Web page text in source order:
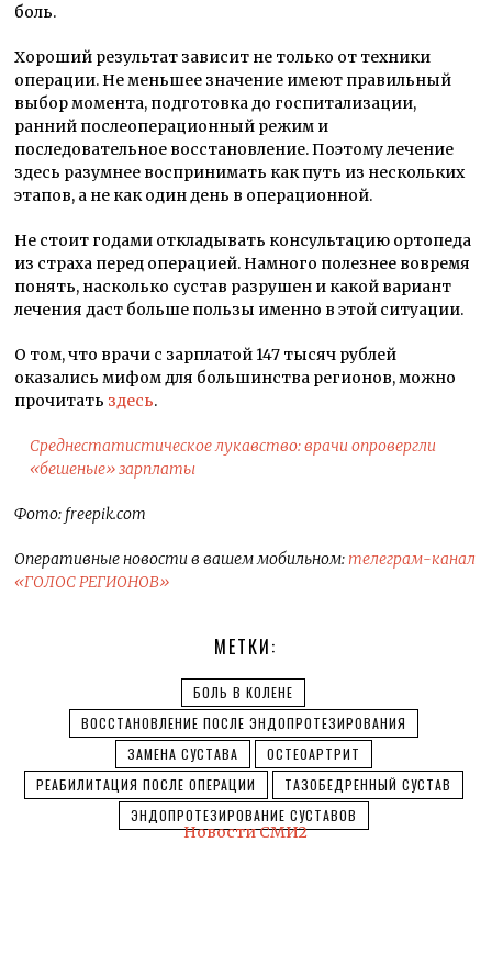
боль.
Хороший результат зависит не только от техники
операции. Не меньшее значение имеют правильный
выбор момента, подготовка до госпитализации,
ранний послеоперационный режим и
последовательное восстановление. Поэтому лечение
здесь разумнее воспринимать как путь из нескольких
этапов, а не как один день в операционной.
Не стоит годами откладывать консультацию ортопеда
из страха перед операцией. Намного полезнее вовремя
понять, насколько сустав разрушен и какой вариант
лечения даст больше пользы именно в этой ситуации.
О том, что врачи с зарплатой 147 тысяч рублей
оказались мифом для большинства регионов, можно
прочитать здесь.
Среднестатистическое лукавство: врачи опровергли
«бешеные» зарплаты
Фото: freepik.com
Оперативные новости в вашем мобильном:телеграм-канал
«ГОЛОС РЕГИОНОВ»
МЕТКИ:
БОЛЬ В КОЛЕНЕ
ВОССТАНОВЛЕНИЕ ПОСЛЕ ЭНДОПРОТЕЗИРОВАНИЯ
ЗАМЕНА СУСТАВА
ОСТЕОАРТРИТ
РЕАБИЛИТАЦИЯ ПОСЛЕ ОПЕРАЦИИ
ТАЗОБЕДРЕННЫЙ СУСТАВ
ЭНДОПРОТЕЗИРОВАНИЕ СУСТАВОВ
Новости СМИ2